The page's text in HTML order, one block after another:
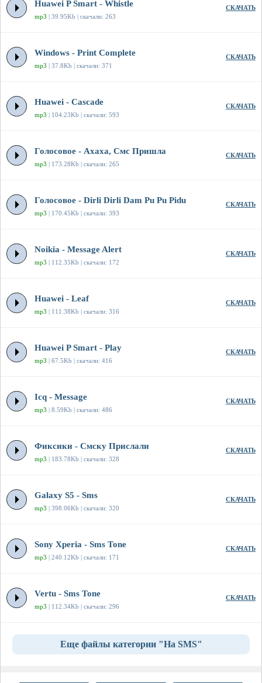
Huawei P Smart - Whistle
mp3 | 39.95Kb | скачали: 263
СКАЧАТЬ
Windows - Print Complete
mp3 | 37.8Kb | скачали: 371
СКАЧАТЬ
Huawei - Cascade
mp3 | 104.23Kb | скачали: 593
СКАЧАТЬ
Голосовое - Ахаха, Смс Пришла
mp3 | 173.28Kb | скачали: 265
СКАЧАТЬ
Голосовое - Dirli Dirli Dam Pu Pu Pidu
mp3 | 170.45Kb | скачали: 393
СКАЧАТЬ
Noikia - Message Alert
mp3 | 112.35Kb | скачали: 172
СКАЧАТЬ
Huawei - Leaf
mp3 | 111.38Kb | скачали: 316
СКАЧАТЬ
Huawei P Smart - Play
mp3 | 67.5Kb | скачали: 416
СКАЧАТЬ
Icq - Message
mp3 | 8.59Kb | скачали: 486
СКАЧАТЬ
Фиксики - Смску Прислали
mp3 | 183.78Kb | скачали: 328
СКАЧАТЬ
Galaxy S5 - Sms
mp3 | 398.06Kb | скачали: 320
СКАЧАТЬ
Sony Xperia - Sms Tone
mp3 | 240.12Kb | скачали: 171
СКАЧАТЬ
Vertu - Sms Tone
mp3 | 112.34Kb | скачали: 296
СКАЧАТЬ
Еще файлы категории "На SMS"